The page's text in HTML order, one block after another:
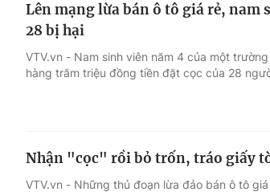
Tin tức
Thế giới đó đây
Câu chuyện quốc tế
Thị
Góc
Lên mạng lừa bán ô tô giá rẻ, nam
28 bị hại
VTV.vn - Nam sinh viên năm 4 của một
hàng trăm triệu đồng tiền đặt cọc của 28
Nhận "cọc" rồi bỏ trốn, tráo giấy
VTV.vn - Những thủ đoạn lừa đảo bán ô tô